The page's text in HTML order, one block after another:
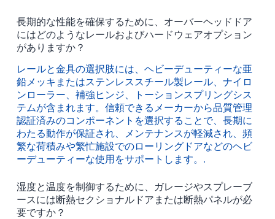
長期的な性能を確保するために、オーバーヘッドドア
にはどのようなレールおよびハードウェアオプション
がありますか？
レールと金具の選択肢には、ヘビーデューティーな亜
鉛メッキまたはステンレススチール製レール、ナイロ
ンローラー、補強ヒンジ、トーションスプリングシス
テムが含まれます。信頼できるメーカーから品質管理
認証済みのコンポーネントを選択することで、長期に
わたる動作が保証され、メンテナンスが軽減され、頻
繁な荷積みや繁忙施設でのローリングドアなどのヘビ
ーデューティーな使用をサポートします。.
湿度と温度を制御するために、ガレージやスプレーブ
ースには断熱セクショナルドアまたは断熱パネルが必
要ですか？